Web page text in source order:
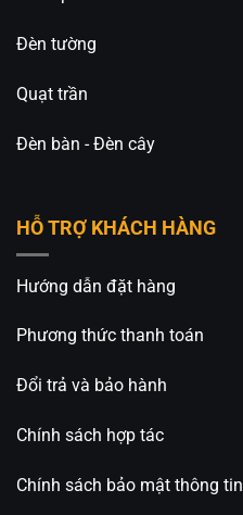
Đèn tường
Quạt trần
Đèn bàn - Đèn cây
HỖ TRỢ KHÁCH HÀNG
Hướng dẫn đặt hàng
Phương thức thanh toán
Đổi trả và bảo hành
Chính sách hợp tác
Chính sách bảo mật thông tin